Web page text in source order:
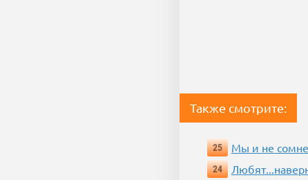
Также смотрите:
25 Мы и не
24